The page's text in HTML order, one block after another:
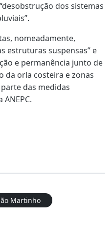
dos sistemas
nomeadamente,
estruturas suspensas” e
e permanência junto de
da orla costeira e zonas
das medidas
Martinho